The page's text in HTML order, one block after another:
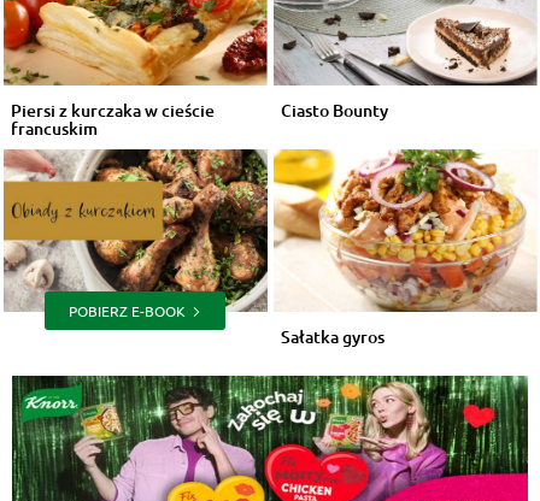
Piersi z kurczaka w cieście
francuskim
Ciasto Bounty
POBIERZ E-BOOK
Sałatka gyros